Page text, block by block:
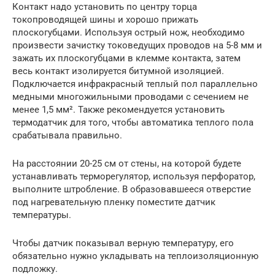
Контакт надо установить по центру торца
токопроводящей шины и хорошо прижать
плоскогубцами. Используя острый нож, необходимо
произвести зачистку токоведущих проводов на 5-8 мм и
зажать их плоскогубцами в клемме контакта, затем
весь контакт изолируется битумной изоляцией.
Подключается инфракрасный теплый пол параллельно
медными многожильными проводами с сечением не
менее 1,5 мм². Также рекомендуется установить
термодатчик для того, чтобы автоматика теплого пола
срабатывала правильно.
На расстоянии 20-25 см от стены, на которой будете
устанавливать терморегулятор, используя перфоратор,
выполните штробление. В образовавшееся отверстие
под нагревательную пленку поместите датчик
температуры.
Чтобы датчик показывал верную температуру, его
обязательно нужно укладывать на теплоизоляционную
подложку.